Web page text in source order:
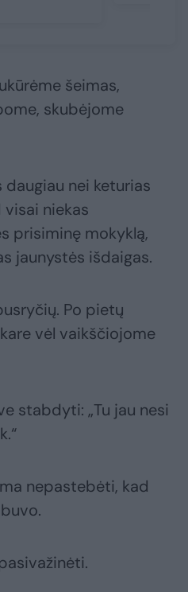
šeimas,
skubėjome
nei keturias
niekas
prisiminę mokyklą,
jaunystės išdaigas.
Po pietų
vėl vaikščiojome
stabdyti: „Tu jau nesi
nepastebėti, kad